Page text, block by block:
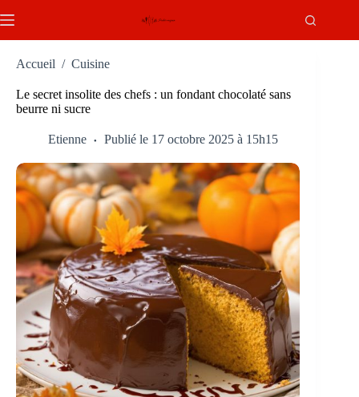
au
Accueil / Cuisine
Le secret insolite des chefs : un fondant chocolaté sans
beurre ni sucre
Etienne Publié le 17 octobre 2025 à 15h15